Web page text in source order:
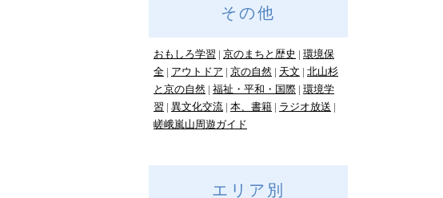
その他
おもしろ学習 京のまちと歴史
環境保
全
アウトドア 京の自然 天文
北山杉
と京の自然 福祉・平和・国際 環境学
習
異文化交流 本、書籍
ラジオ放送
嵯峨嵐山周遊ガイド
エリア別